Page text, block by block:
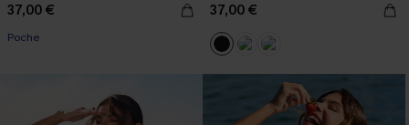
37,00 €
Poche
37,00 €